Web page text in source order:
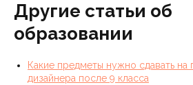
Другие статьи об
образовании
Какие предметы нужно сдавать на
дизайнера после 9 класса